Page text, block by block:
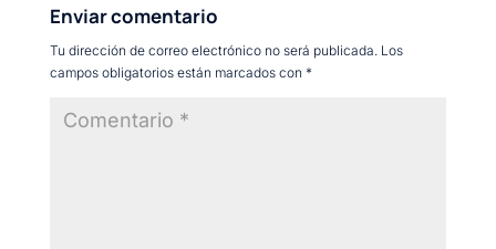
Enviar comentario
Tu dirección de correo electrónico no será publicada. Los
campos obligatorios están marcados con *